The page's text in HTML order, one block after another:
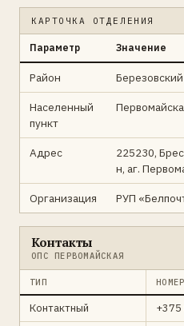
КАРТОЧКА ОТДЕЛЕНИЯ
Параметр Значение
Район Березовский
Населенный
пункт
Адрес
225230,
н, аг.
Организация РУП
Контакты
ОПС ПЕРВОМАЙСКАЯ
ТИП НОМЕР
Контактный
+375